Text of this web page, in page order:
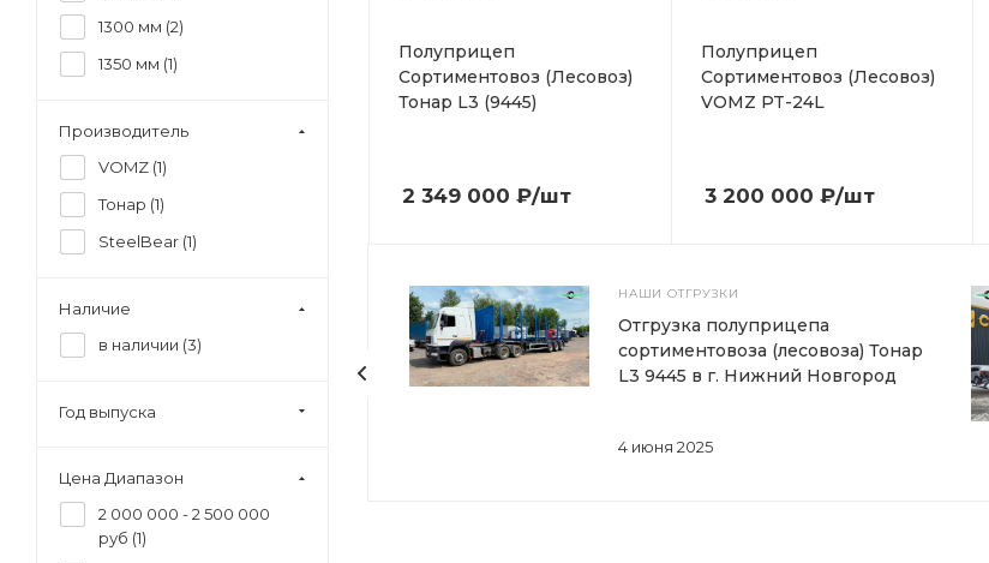
Полуприцеп
Сортиментовоз (Лесовоз)
Тонар L3 (9445)
2 349 000 ₽/шт
Полуприцеп
Сортиментовоз (Лесовоз)
VOMZ PT-24L
3 200 000 ₽/шт
НАШИ ОТГРУЗКИ
4 июня 2025
Отгрузка полуприцепа
сортиментовоза (лесовоза) Тонар
L3 9445 в г. Нижний Новгород
1300 мм (2)
1350 мм (1)
Производитель
VOMZ (1)
Тонар (1)
SteelBear (1)
Наличие
в наличии (3)
Год выпуска
Цена Диапазон
2 000 000 - 2 500 000
руб (1)